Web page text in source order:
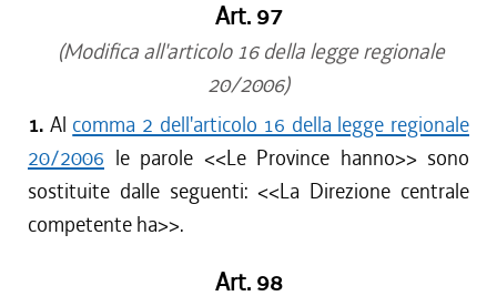
Art. 97
(Modifica all'articolo 16 della legge regionale
20/2006)
1. Al comma 2 dell'articolo 16 della legge regionale
20/2006 le parole <<Le Province hanno>> sono
sostituite dalle seguenti: <<La Direzione centrale
competente ha>>.
Art. 98